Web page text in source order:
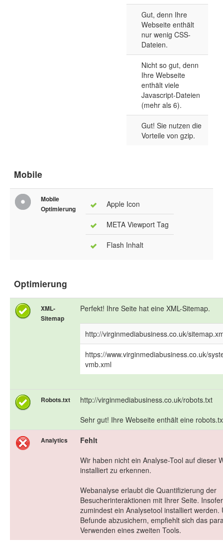
Gut, denn Ihre
Webseite enthält
nur wenig CSS-
Dateien.
Nicht so gut, denn
Ihre Webseite
enthält viele
Javascript-Dateien
(mehr als 6).
Gut! Sie nutzen die
Vorteile von gzip.
Mobile
Mobile
Optimierung
Apple Icon
META Viewport Tag
Flash Inhalt
Optimierung
XML-
Sitemap
Perfekt! Ihre Seite hat eine XML-Sitemap.
http://virginmediabusiness.co.uk/
https://www.virginmediabusiness.co.uk/
vmb.xml
Robots.txt
http://virginmediabusiness.co.uk/robots.txt
Sehr gut! Ihre Webseite enthält eine
Analytics
Fehlt
Wir haben nicht ein Analyse-Tool auf dieser
installiert zu erkennen.
Webanalyse erlaubt die Quantifizierung der
Besucherinteraktionen mit Ihrer Seite.
zumindest ein Analysetool installiert werden.
Befunde abzusichern, empfiehlt sich das
Verwenden eines zweiten Tools.